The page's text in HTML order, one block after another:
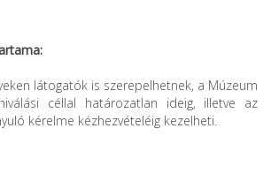
látogatók is szerepelhetnek, a Múzeum
céllal határozatlan ideig, illetve az
kérelme kézhezvételéig kezelheti.